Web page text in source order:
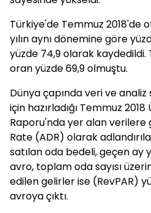
Türkiye'de Temmuz 2018'de
yılın aynı dönemine göre
yüzde 74,9 olarak kaydedildi.
oran yüzde 69,9 olmuştu.
Dünya çapında veri ve analiz
için hazırladığı Temmuz
Raporu'nda yer alan verilere
Rate (ADR) olarak
satılan oda bedeli, geçen ay
avro, toplam oda sayısı
edilen gelirler ise (RevPAR)
avroya çıktı.